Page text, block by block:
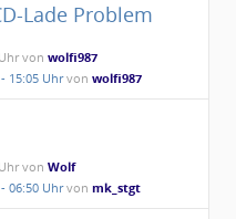
Lade Problem
Uhr vonwolfi987
15:05 Uhrvonwolfi987
Uhr vonWolf
06:50 Uhrvonmk_stgt